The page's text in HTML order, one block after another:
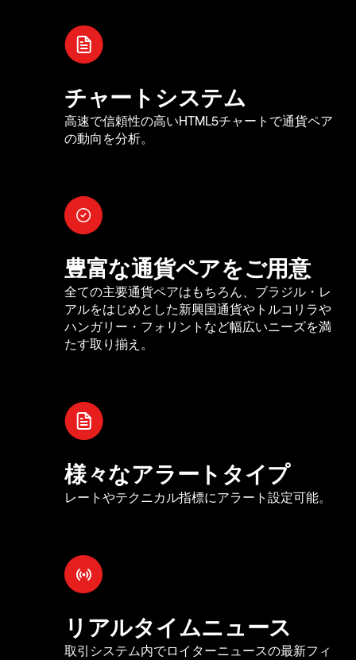
チャートシステム
高速で信頼性の高いHTML5チャートで通貨ペア
の動向を分析。
豊富な通貨ペアをご用意
全ての主要通貨ペアはもちろん、ブラジル・レ
アルをはじめとした新興国通貨やトルコリラや
ハンガリー・フォリントなど幅広いニーズを満
たす取り揃え。
様々なアラートタイプ
レートやテクニカル指標にアラート設定可能。
リアルタイムニュース
取引システム内でロイターニュースの最新フィ